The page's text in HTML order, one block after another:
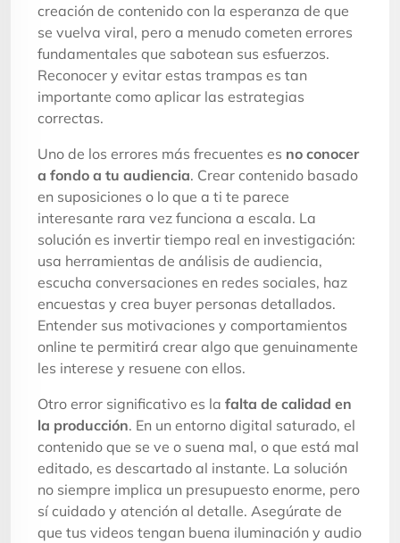
creación de contenido con la esperanza de que
se vuelva viral, pero a menudo cometen errores
fundamentales que sabotean sus esfuerzos.
Reconocer y evitar estas trampas es tan
importante como aplicar las estrategias
correctas.
Uno de los errores más frecuentes es no conocer
a fondo a tu audiencia. Crear contenido basado
en suposiciones o lo que a ti te parece
interesante rara vez funciona a escala. La
solución es invertir tiempo real en investigación:
usa herramientas de análisis de audiencia,
escucha conversaciones en redes sociales, haz
encuestas y crea buyer personas detallados.
Entender sus motivaciones y comportamientos
online te permitirá crear algo que genuinamente
les interese y resuene con ellos.
Otro error significativo es la falta de calidad en
la producción. En un entorno digital saturado, el
contenido que se ve o suena mal, o que está mal
editado, es descartado al instante. La solución
no siempre implica un presupuesto enorme, pero
sí cuidado y atención al detalle. Asegúrate de
que tus videos tengan buena iluminación y audio